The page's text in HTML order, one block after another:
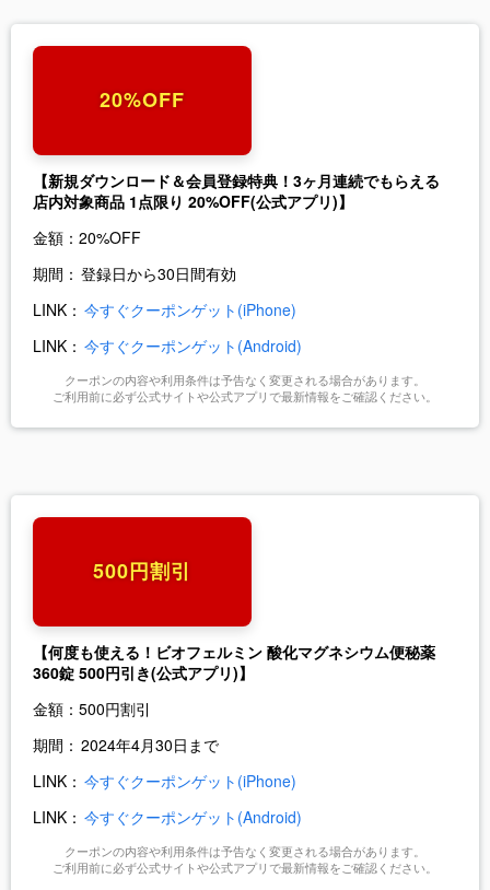
20%OFF
【新規ダウンロード＆会員登録特典！3ヶ月連続でもらえる
店内対象商品 1点限り 20%OFF(公式アプリ)】
金額： 20%OFF
期間： 登録日から30日間有効
LINK： 今すぐクーポンゲット(iPhone)
LINK： 今すぐクーポンゲット(Android)
クーポンの内容や利用条件は予告なく変更される場合があります。
ご利用前に必ず公式サイトや公式アプリで最新情報をご確認ください。
500円割引
【何度も使える！ビオフェルミン 酸化マグネシウム便秘薬
360錠 500円引き(公式アプリ)】
金額： 500円割引
期間： 2024年4月30日まで
LINK： 今すぐクーポンゲット(iPhone)
LINK： 今すぐクーポンゲット(Android)
クーポンの内容や利用条件は予告なく変更される場合があります。
ご利用前に必ず公式サイトや公式アプリで最新情報をご確認ください。